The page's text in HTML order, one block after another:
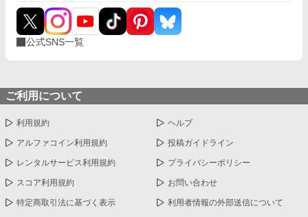
公式SNS一覧
ご利用について
利用規約 ヘルプ
アルファコイン利用規約 投稿ガイドライン
レンタルサービス利用規約 プライバシーポリシー
スコア利用規約 お問い合わせ
特定商取引法に基づく表示 利用者情報の外部送信について